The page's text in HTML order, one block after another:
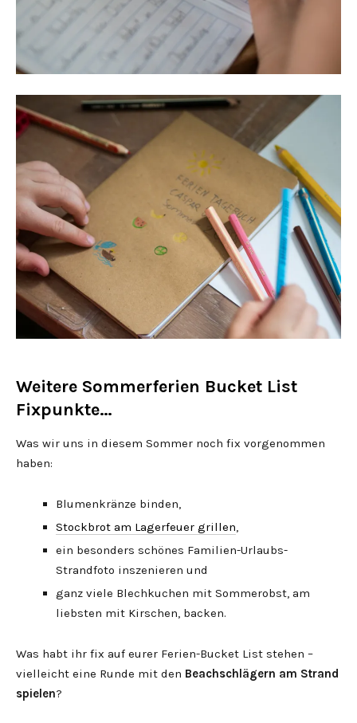
Weitere Sommerferien Bucket List
Fixpunkte…
Was wir uns in diesem Sommer noch fix vorgenommen
haben:
Blumenkränze binden,
Stockbrot am Lagerfeuer grillen,
ein besonders schönes Familien-Urlaubs-
Strandfoto inszenieren und
ganz viele Blechkuchen mit Sommerobst, am
liebsten mit Kirschen, backen.
Was habt ihr fix auf eurer Ferien-Bucket List stehen –
vielleicht eine Runde mit den Beachschlägern am Strand
spielen?